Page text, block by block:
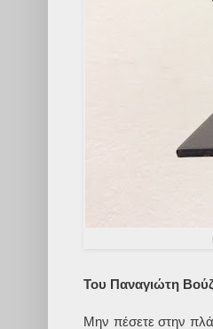
Του Παναγιώτη
Μην πέσετε στην